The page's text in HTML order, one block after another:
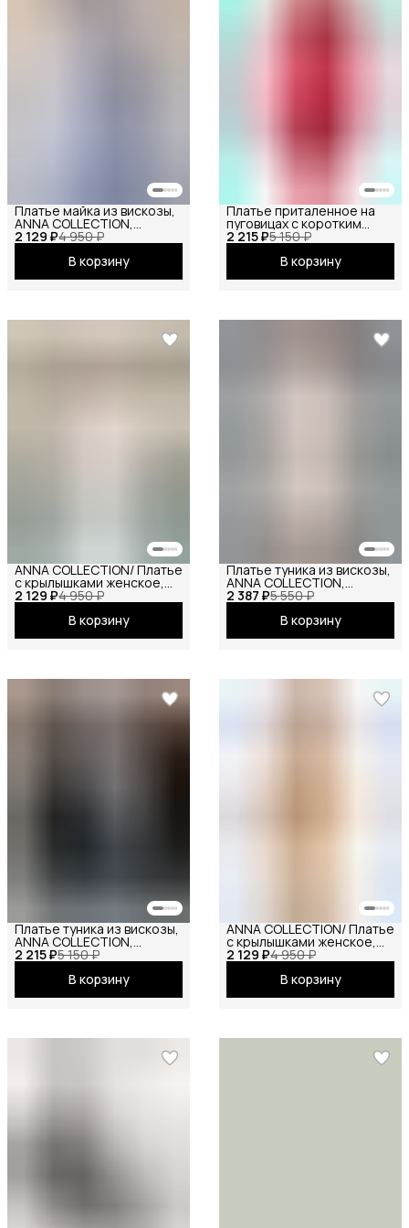
2 129 ₽4 950 ₽
Платье майка из вискозы,
ANNA COLLECTION,
сарафан офисный, на
вечернее праздничное
В корзину
2 215 ₽5 150 ₽
Платье приталенное на
пуговицах с коротким
рукавом
В корзину
2 129 ₽4 950 ₽
ANNA COLLECTION/ Платье
с крылышками женское,
платье вечернее,
нарядное, атласное,
шёлковое, на праздник
В корзину
2 387 ₽5 550 ₽
Платье туника из вискозы,
ANNA COLLECTION,
вечернее праздничное
повседневное офисное
В корзину
2 215 ₽5 150 ₽
Платье туника из вискозы,
ANNA COLLECTION,
вечернее праздничное
повседневное офисное
В корзину
2 129 ₽4 950 ₽
ANNA COLLECTION/ Платье
с крылышками женское,
платье вечернее,
нарядное, атласное,
шёлковое, на праздник
В корзину